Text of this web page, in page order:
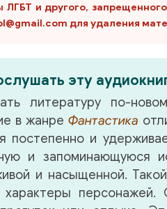
ЛГБТ и другого,
для удаления
эту
литературу по-
в жанре Фантастика
постепенно и
и запоминающуюся
и насыщенной.